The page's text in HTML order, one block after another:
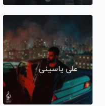
علی یاسینی